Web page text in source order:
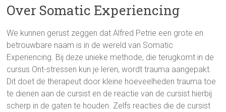
Over Somatic Experiencing
We kunnen gerust zeggen dat Alfred Petrie een grote en
betrouwbare naam is in de wereld van Somatic
Experiencing. Bij deze unieke methode, die terugkomt in de
cursus Ont-stressen kun je leren, wordt trauma aangepakt.
Dit doet de therapeut door kleine hoeveelheden trauma toe
te dienen aan de cursist en de reactie van de cursist hierbij
scherp in de gaten te houden. Zelfs reacties die de cursist